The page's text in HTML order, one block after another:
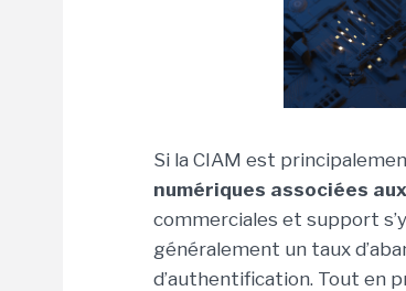
Si la CIAM est
numériques associées
commerciales et support
généralement un taux
d’authentification. Tout en